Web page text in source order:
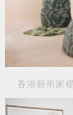
香港藝術家